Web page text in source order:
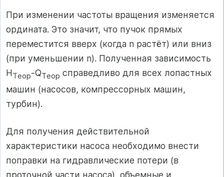
При изменении частоты вращения изменяется
ордината. Это значит, что пучок прямых
переместится вверх (когда n растёт) или вниз
(при уменьшении n). Полученная зависимость
HTеор-QTеор справедливо для всех лопастных
машин (насосов, компрессорных машин,
турбин).
Для получения действительной
характеристики насоса необходимо внести
поправки на гидравлические потери (в
проточной части насоса), объемные и